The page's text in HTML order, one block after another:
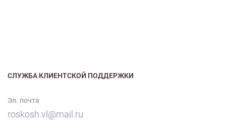
СЛУЖБА КЛИЕНТСКОЙ ПОДДЕРЖКИ
Эл. почта
roskosh.vl@mail.ru